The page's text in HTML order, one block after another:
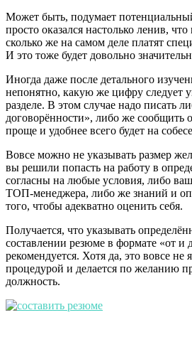
Может быть, подумает
просто оказался настолько ленив,
сколько же на самом деле платят
И это тоже будет довольно
Иногда даже после детального
непонятно, какую же цифру следует
разделе. В этом случае надо писать
договорённости», либо же сообщить
проще и удобнее всего будет на
Вовсе можно не указывать размер
вы решили попасть на работу в
согласны на любые условия, либо
ТОП-менеджера, либо же знаний и
того, чтобы адекватно оценить себя.
Получается, что указывать
составлении резюме в формате «от и
рекомендуется. Хотя да, это вовсе не
процедурой и делается по желанию
должность.